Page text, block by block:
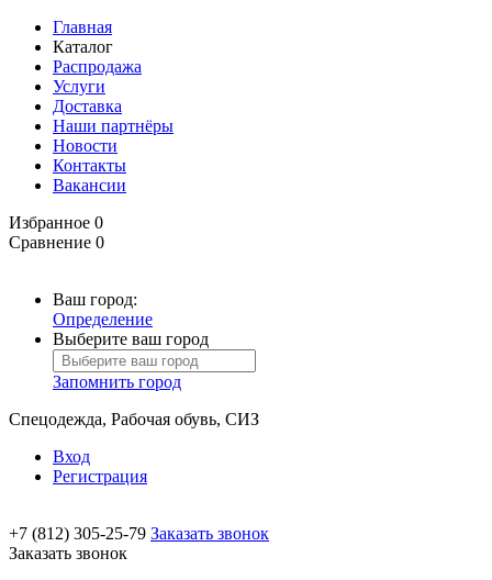
Главная
Каталог
Распродажа
Услуги
Доставка
Наши партнёры
Новости
Контакты
Вакансии
Избранное 0
Сравнение 0
Ваш город:
Определение
Выберите ваш город
Запомнить город
Спецодежда, Рабочая обувь, СИЗ
Вход
Регистрация
+7 (812) 305-25-79 Заказать звонок
Заказать звонок